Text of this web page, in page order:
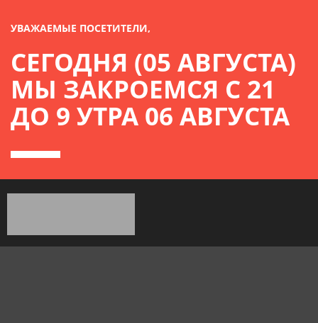
УВАЖАЕМЫЕ ПОСЕТИТЕЛИ,
СЕГОДНЯ (05 АВГУСТА)
МЫ ЗАКРОЕМСЯ С 21
ДО 9 УТРА 06 АВГУСТА